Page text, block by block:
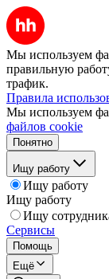
Мы используем
правильную
трафик.
Правила
Мы используем
файлов cookie
Понятно
Ищу работу
Ищу работу
Ищу работу
Ищу
Сервисы
Помощь
Ещё